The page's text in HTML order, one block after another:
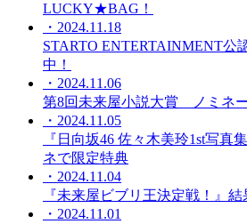
LUCKY★BAG！
・2024.11.18
STARTO ENTERTAINMENT公
中！
・2024.11.06
第8回未来屋小説大賞 ノミネー
・2024.11.05
『日向坂46 佐々木美玲1st写真
ネで限定特典
・2024.11.04
『未来屋ビブリ王決定戦！』結
・2024.11.01